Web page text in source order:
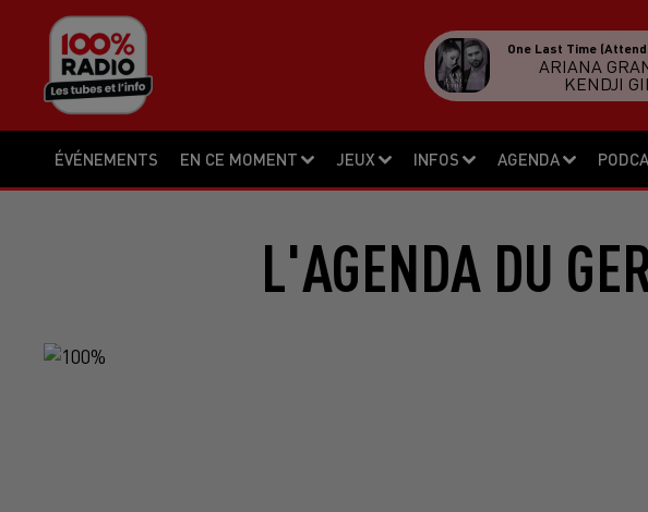
ÉVÉNEMENTS EN CE MOMENT JEUX INFOS AGENDA
One Last Time
ARIANA
KENDJI
L'AGENDA DU